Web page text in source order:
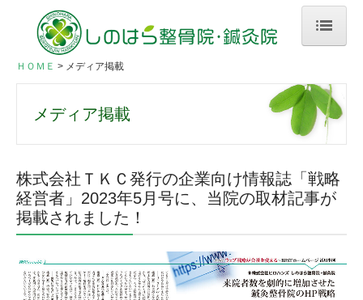
ＨＯＭＥ
当院のご案内
スタッフ紹介
料金のご案内
当院でできる施術
ＨＯＭＥ メディア掲載
メディア掲載
株式会社ＴＫＣ発行の企業向け情報誌「戦略
経営者」2023年5月号に、当院の取材記事が
掲載されました！